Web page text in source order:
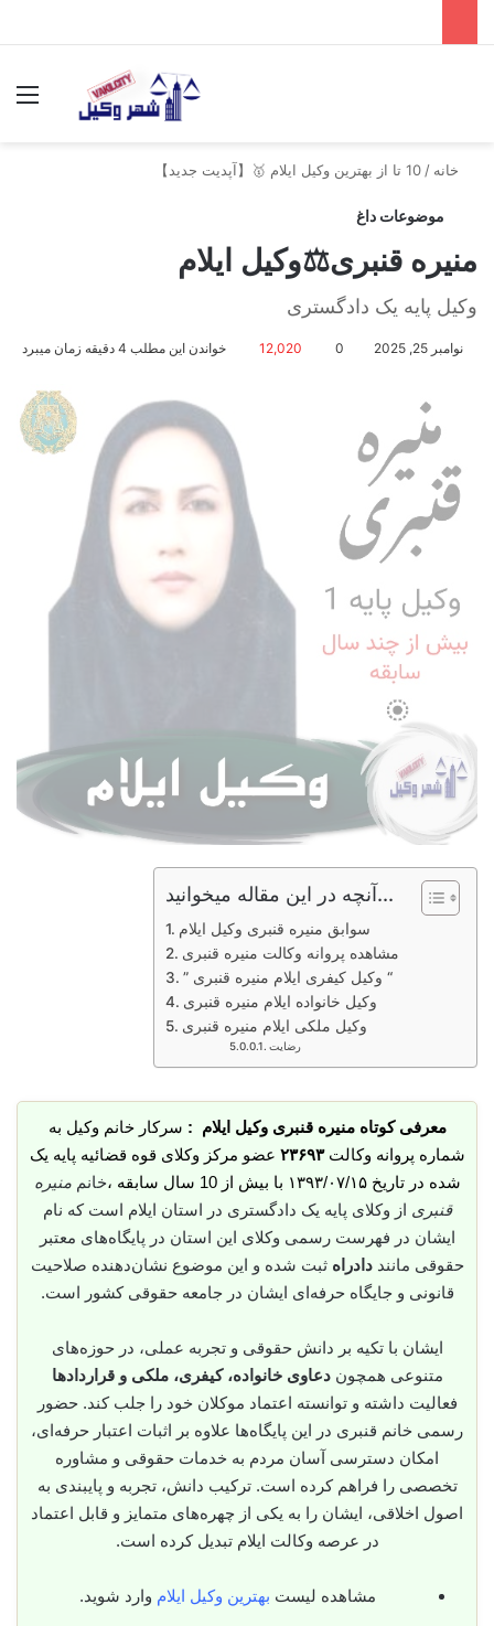
خانه / 10 تا از بهترین وکیل ایلام 🥇【آپدیت جدید】
موضوعات داغ
منیره قنبری⚖️وکیل ایلام
وکیل پایه یک دادگستری
نوامبر 25, 2025 0
12,020 خواندن این مطلب 4 دقیقه زمان میبرد
آنچه در این مقاله میخوانید...
سوابق منیره قنبری وکیل ایلام
مشاهده پروانه وکالت منیره قنبری
” وکیل کیفری ایلام منیره قنبری “
وکیل خانواده ایلام منیره قنبری
وکیل ملکی ایلام منیره قنبری
رضایت
معرفی کوتاه منیره قنبری وکیل ایلام : سرکار خانم وکیل به
شماره پروانه وکالت۲۳۶۹۳ عضو مرکز وکلای قوه قضائیه پایه یک
شده در تاریخ ۱۳۹۳/۰۷/۱۵ با بیش از 10 سال سابقه ،
خانممنیره
قنبری از وکلای پایه یک دادگستری در استان ایلام است که نام
ایشان در فهرست رسمی وکلای این استان در پایگاه‌های معتبر
حقوقی ماننددادراه ثبت شده و این موضوع نشان‌دهنده صلاحیت
قانونی و جایگاه حرفه‌ای ایشان در جامعه حقوقی کشور است.
ایشان با تکیه بر دانش حقوقی و تجربه عملی، در حوزه‌های
متنوعی همچوندعاوی خانواده، کیفری، ملکی و قراردادها
فعالیت داشته و توانسته اعتماد موکلان خود را جلب کند. حضور
رسمی خانم قنبری در این پایگاه‌ها علاوه بر اثبات اعتبار حرفه‌ای،
امکان دسترسی آسان مردم به خدمات حقوقی و مشاوره
تخصصی را فراهم کرده است. ترکیب دانش، تجربه و پایبندی به
اصول اخلاقی، ایشان را به یکی از چهره‌های متمایز و قابل اعتماد
در عرصه وکالت ایلام تبدیل کرده است.
مشاهده لیست بهترین وکیل ایلام وارد شوید.